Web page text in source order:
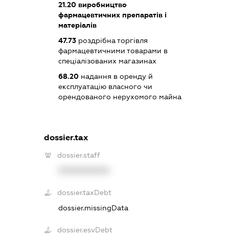
21.20виробництво
фармацевтичних препаратів і
матеріалів
47.73роздрібна торгівля
фармацевтичними товарами в
спеціалізованих магазинах
68.20надання в оренду й
експлуатацію власного чи
орендованого нерухомого майна
dossier.tax
dossier.staff
dossier.taxDebt
dossier.missingData
dossier.esvDebt